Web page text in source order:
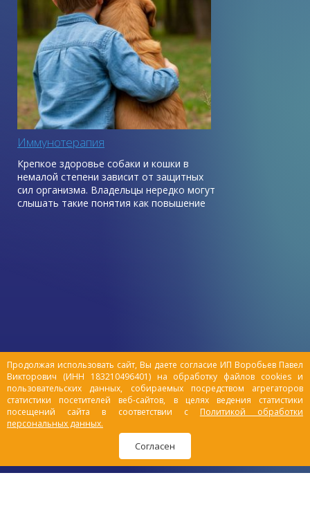
Продолжая использовать сайт, Вы даете согласие ИП Воробьев Павел
Викторович (ИНН 183210496401) на обработку файлов cookies и
пользовательских данных, собираемых посредством агрегаторов
статистики посетителей веб-сайтов, в целях ведения статистики
посещений сайта в соответствии с Политикой обработки
персональных данных.
Согласен
Иммунотерапия
Крепкое здоровье собаки и кошки в
немалой степени зависит от защитных
сил организма. Владельцы нередко могут
слышать такие понятия как повышение
животного, стимулируя его.